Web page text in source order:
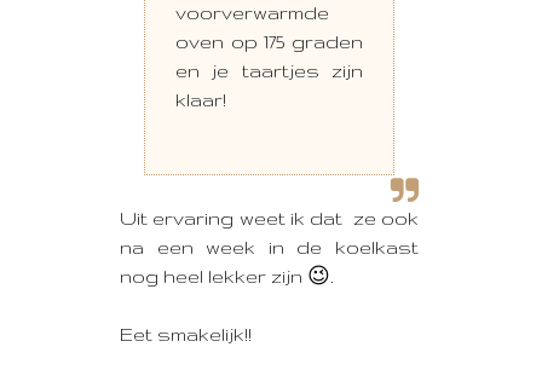
voorverwarmde
oven op 175 graden
en je taartjes zijn
klaar!
Uit ervaring weet ik dat ze ook
na een week in de koelkast
nog heel lekker zijn 😉.
Eet smakelijk!!